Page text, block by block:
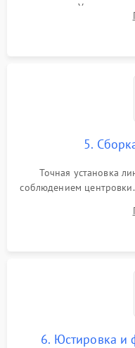
поправок.
поврежденных линз,
5.
Точная установка
соблюдением
нанесение
и заполнение его
6. Юстировка и